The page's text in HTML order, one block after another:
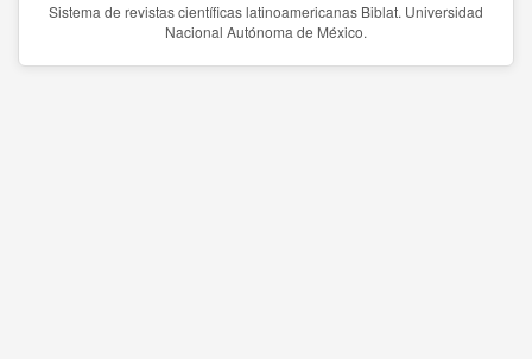
Sistema de revistas científicas latinoamericanas Biblat. Universidad
Nacional Autónoma de México.